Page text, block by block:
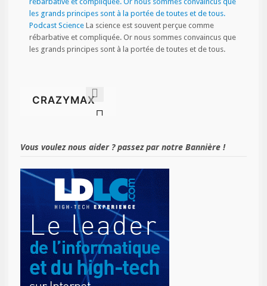
Podcast Science La science est souvent perçue comme
rébarbative et compliquée. Or nous sommes convaincus que
les grands principes sont à la portée de toutes et de tous.
Vous voulez nous aider ? passez par notre Bannière !